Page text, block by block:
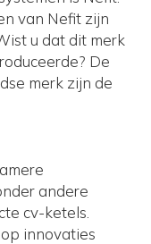
van Nefit zijn
u dat dit merk
De
merk zijn de
andere
cv-ketels.
innovaties